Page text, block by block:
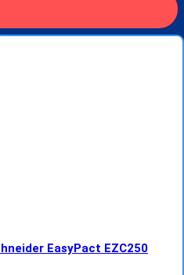
EasyPact EZC250